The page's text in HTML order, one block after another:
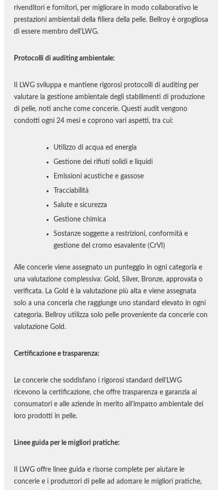
rivenditori e fornitori, per migliorare in modo collaborativo le
prestazioni ambientali della filiera della pelle. Bellroy è orgogliosa
di essere membro dell'LWG.
Protocolli di auditing ambientale:
Il LWG sviluppa e mantiene rigorosi protocolli di auditing per
valutare la gestione ambientale degli stabilimenti di produzione
di pelle, noti anche come concerie. Questi audit vengono
condotti ogni 24 mesi e coprono vari aspetti, tra cui:
Utilizzo di acqua ed energia
Gestione dei rifiuti solidi e liquidi
Emissioni acustiche e gassose
Tracciabilità
Salute e sicurezza
Gestione chimica
Sostanze soggette a restrizioni, conformità e
gestione del cromo esavalente (CrVI)
Alle concerie viene assegnato un punteggio in ogni categoria e
una valutazione complessiva: Gold, Silver, Bronze, approvata o
verificata. La Gold è la valutazione più alta e viene assegnata
solo a una conceria che raggiunge uno standard elevato in ogni
categoria. Bellroy utilizza solo pelle proveniente da concerie con
valutazione Gold.
Certificazione e trasparenza:
Le concerie che soddisfano i rigorosi standard dell’LWG
ricevono la certificazione, che offre trasparenza e garanzia ai
consumatori e alle aziende in merito all’impatto ambientale dei
loro prodotti in pelle.
Linee guida per le migliori pratiche:
Il LWG offre linee guida e risorse complete per aiutare le
concerie e i produttori di pelle ad adottare le migliori pratiche,